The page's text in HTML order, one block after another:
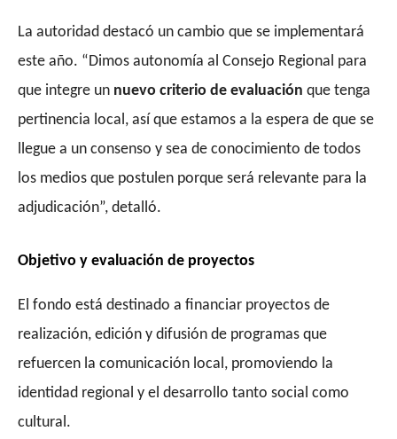
La autoridad destacó un cambio que se implementará
este año. “Dimos autonomía al Consejo Regional para
que integre un nuevo criterio de evaluación que tenga
pertinencia local, así que estamos a la espera de que se
llegue a un consenso y sea de conocimiento de todos
los medios que postulen porque será relevante para la
adjudicación”, detalló.
Objetivo y evaluación de proyectos
El fondo está destinado a financiar proyectos de
realización, edición y difusión de programas que
refuercen la comunicación local, promoviendo la
identidad regional y el desarrollo tanto social como
cultural.